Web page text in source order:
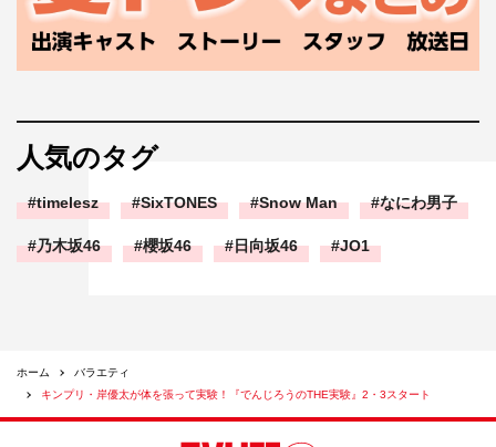
人気のタグ
timelesz SixTONES Snow Man なにわ男子
乃木坂46 櫻坂46 日向坂46 JO1
ホーム
バラエティ
キンプリ・岸優太が体を張って実験！『でんじろうのTHE実験』2・3スタート